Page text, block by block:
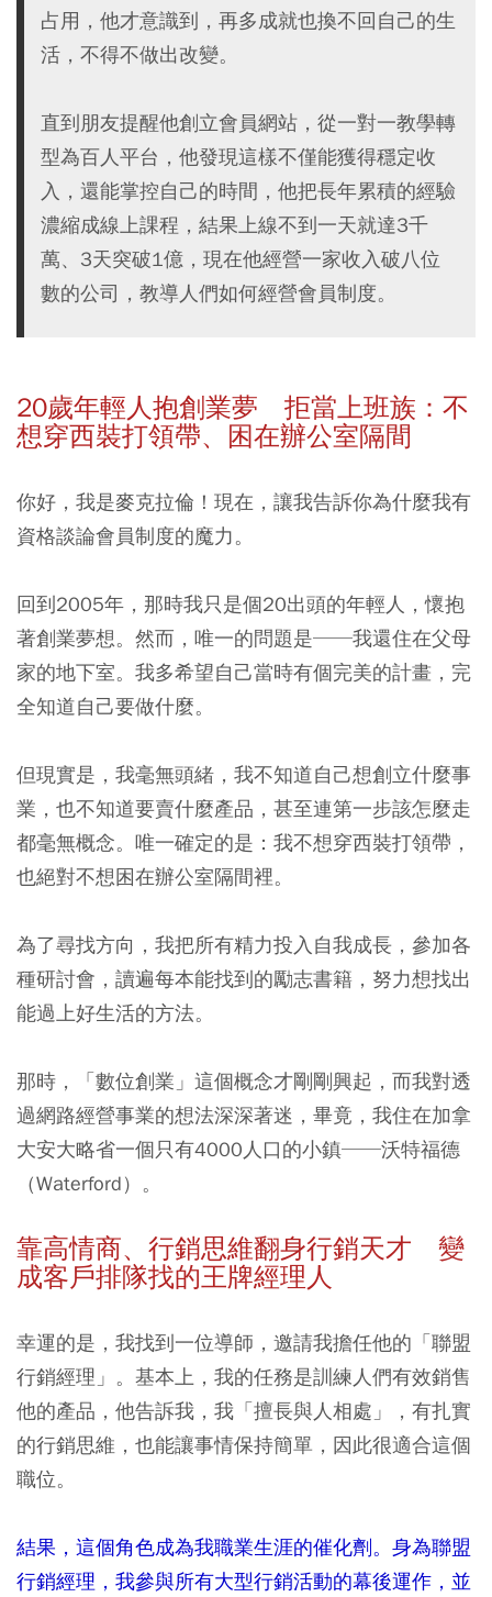
占用，他才意識到，再多成就也換不回自己的生
活，不得不做出改變。
直到朋友提醒他創立會員網站，從一對一教學轉
型為百人平台，他發現這樣不僅能獲得穩定收
入，還能掌控自己的時間，他把長年累積的經驗
濃縮成線上課程，結果上線不到一天就達3千
萬、3天突破1億，現在他經營一家收入破八位
數的公司，教導人們如何經營會員制度。
20歲年輕人抱創業夢 拒當上班族：不
想穿西裝打領帶、困在辦公室隔間
你好，我是麥克拉倫！現在，讓我告訴你為什麼我有
資格談論會員制度的魔力。
回到2005年，那時我只是個20出頭的年輕人，懷抱
著創業夢想。然而，唯一的問題是──我還住在父母
家的地下室。我多希望自己當時有個完美的計畫，完
全知道自己要做什麼。
但現實是，我毫無頭緒，我不知道自己想創立什麼事
業，也不知道要賣什麼產品，甚至連第一步該怎麼走
都毫無概念。唯一確定的是：我不想穿西裝打領帶，
也絕對不想困在辦公室隔間裡。
為了尋找方向，我把所有精力投入自我成長，參加各
種研討會，讀遍每本能找到的勵志書籍，努力想找出
能過上好生活的方法。
那時，「數位創業」這個概念才剛剛興起，而我對透
過網路經營事業的想法深深著迷，畢竟，我住在加拿
大安大略省一個只有4000人口的小鎮──沃特福德
（Waterford）。
靠高情商、行銷思維翻身行銷天才 變
成客戶排隊找的王牌經理人
幸運的是，我找到一位導師，邀請我擔任他的「聯盟
行銷經理」。基本上，我的任務是訓練人們有效銷售
他的產品，他告訴我，我「擅長與人相處」，有扎實
的行銷思維，也能讓事情保持簡單，因此很適合這個
職位。
結果，這個角色成為我職業生涯的催化劑。身為聯盟
行銷經理，我參與所有大型行銷活動的幕後運作，並